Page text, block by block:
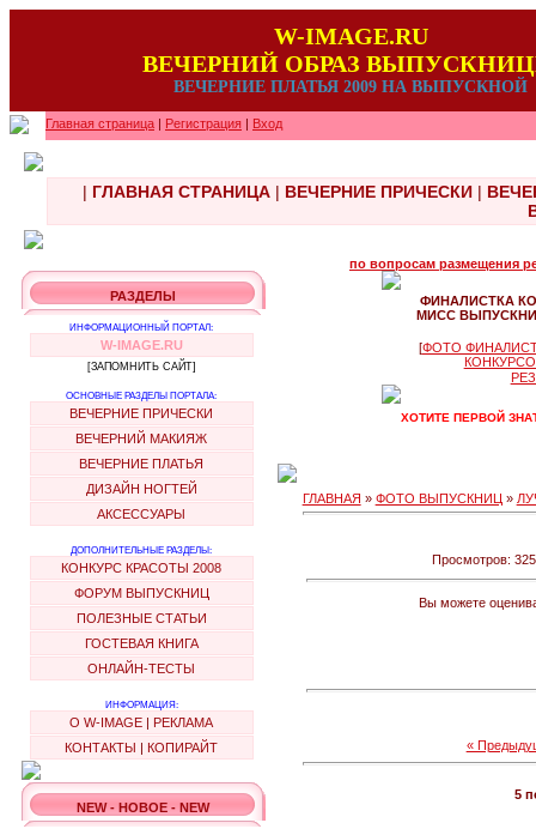
W-IMAGE.RU
ВЕЧЕРНИЙ ОБРАЗ
ВЕЧЕРНИЕ ПЛАТЬЯ 2009 НА ВЫПУСКНОЙ
Главная страница | Регистрация | Вход
| ГЛАВНАЯ СТРАНИЦА| ВЕЧЕРНИЕ ПРИЧЕСКИ|
по вопросам размещения
РАЗДЕЛЫ
ИНФОРМАЦИОННЫЙ ПОРТАЛ:
W-IMAGE.RU
[ЗАПОМНИТЬ САЙТ]
ОСНОВНЫЕ РАЗДЕЛЫ ПОРТАЛА:
ВЕЧЕРНИЕ ПРИЧЕСКИ
ВЕЧЕРНИЙ МАКИЯЖ
ВЕЧЕРНИЕ ПЛАТЬЯ
ДИЗАЙН НОГТЕЙ
АКСЕССУАРЫ
ДОПОЛНИТЕЛЬНЫЕ РАЗДЕЛЫ:
КОНКУРС КРАСОТЫ 2008
ФОРУМ ВЫПУСКНИЦ
ПОЛЕЗНЫЕ СТАТЬИ
ГОСТЕВАЯ КНИГА
ОНЛАЙН-ТЕСТЫ
ИНФОРМАЦИЯ:
О W-IMAGE | РЕКЛАМА
КОНТАКТЫ | КОПИРАЙТ
NEW - НОВОЕ - NEW
ФИНАЛИСТКА
МИСС
[ФОТО
ХОТИТЕ ПЕРВОЙ
ГЛАВНАЯ » ФОТО ВЫПУСКНИЦ »
Просмотров:
Вы можете
«
5